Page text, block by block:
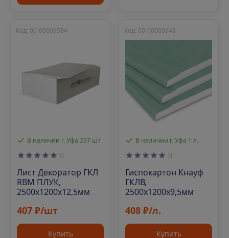
В наличии г. Уфа 297 шт
Код: 00-00009584
0
Лист Декоратор ГКЛ
RBM ПЛУК,
2500х1200х12,5мм
407 ₽/шт
Купить
В наличии г. Уфа 1 л.
Код: 00-00000948
0
Гиспокартон Кнауф
ГКЛВ,
2500х1200х9,5мм
408 ₽/л.
Купить